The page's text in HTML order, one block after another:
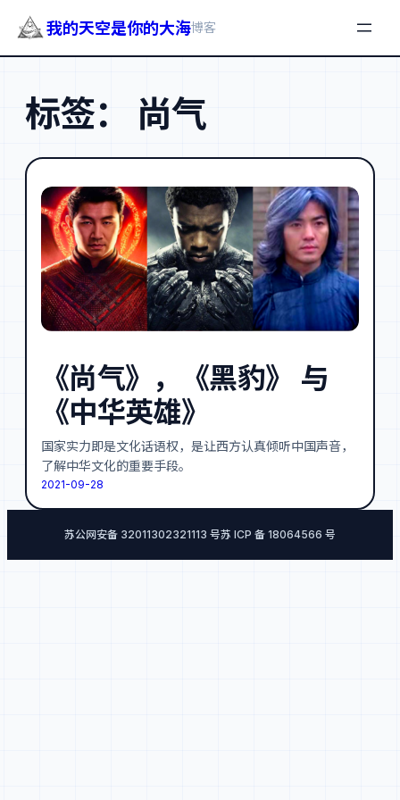
我的天空是你的大海博客
标签： 尚气
《尚气》，《黑豹》 与
《中华英雄》
国家实力即是文化话语权，是让西方认真倾听中国声音，
了解中华文化的重要手段。
2021-09-28
苏公网安备 32011302321113 号苏 ICP 备 18064566 号